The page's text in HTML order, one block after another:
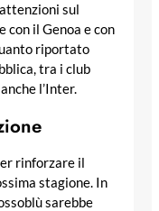
sul
con il Genoa e con
riportato
tra i club
l’Inter.
rinforzare il
stagione. In
sarebbe